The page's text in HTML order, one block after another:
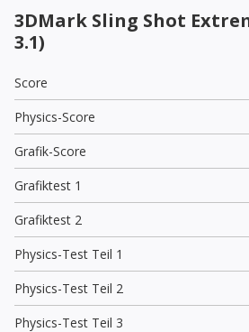
3DMark Sling Shot
3.1)
Score
Physics-Score
Grafik-Score
Grafiktest 1
Grafiktest 2
Physics-Test Teil 1
Physics-Test Teil 2
Physics-Test Teil 3